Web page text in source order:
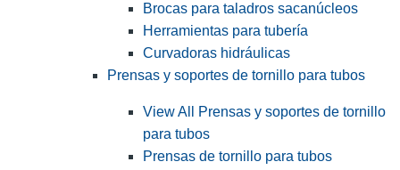
Brocas para taladros sacanúcleos
Herramientas para tubería
Curvadoras hidráulicas
Prensas y soportes de tornillo para tubos
View All Prensas y soportes de tornillo
para tubos
Prensas de tornillo para tubos